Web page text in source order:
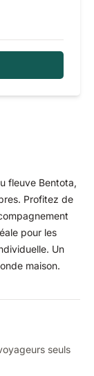
fleuve Bentota,
Profitez de
pour les
Un
maison.
seuls